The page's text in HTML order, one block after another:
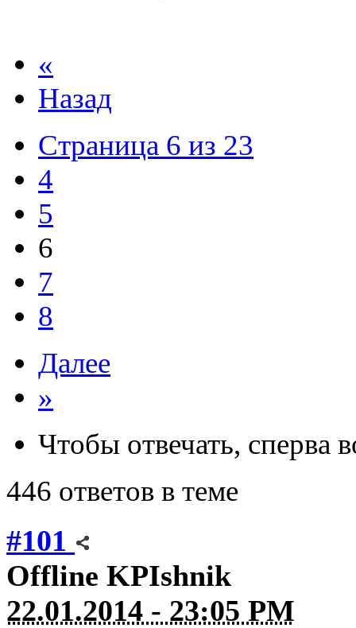
«
Назад
Страница 6 из 23
4
5
6
7
8
Далее
»
Чтобы отвечать, сперва
446 ответов в теме
#101
Offline KPIshnik
22.01.2014 - 23:05 PM